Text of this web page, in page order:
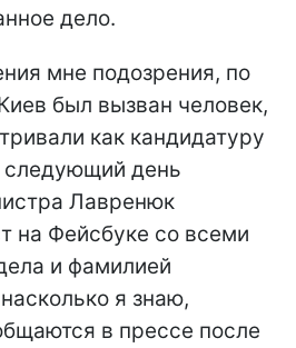
дело.
мне подозрения, по
был вызван человек,
как кандидатуру
следующий день
Лавренюк
на Фейсбуке со всеми
и фамилией
я знаю,
в прессе после